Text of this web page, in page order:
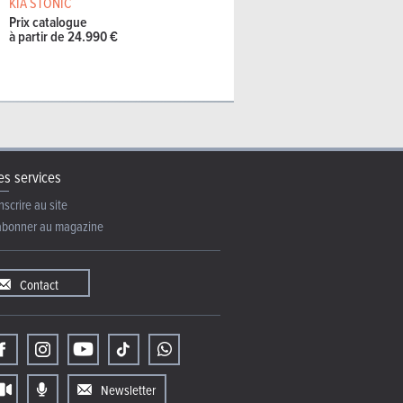
Prix catalogue
à partir de 24.990 €
services
au site
au magazine
Contact
Newsletter